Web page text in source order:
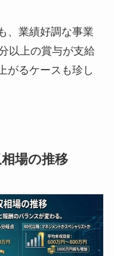
、業績好調な事業
以上の賞与が支給
がるケースも珍し
相場の推移